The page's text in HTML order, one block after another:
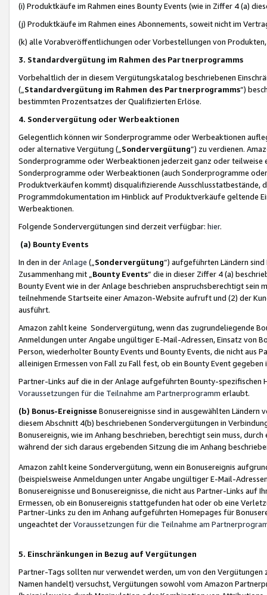
(i) Produktkäufe im Rahmen eines Bounty Events (wie in Ziffer 4 (a)
(j) Produktkäufe im Rahmen eines Abonnements, soweit nicht im
(k) alle Vorabveröffentlichungen oder Vorbestellungen von
3. Standardvergütung im Rahmen des Partnerprogramms
Vorbehaltlich der in diesem Vergütungskatalog beschriebenen
(„ Standardvergütung im Rahmen des Partnerprogramms“)
bestimmten Prozentsatzes der Qualifizierten Erlöse.
4. Sondervergütung oder Werbeaktionen
Gelegentlich können wir Sonderprogramme oder Werbeaktionen
oder alternative Vergütung („ Sondervergütung”) zu verdienen.
Sonderprogramme oder Werbeaktionen jederzeit ganz oder
Sonderprogramme oder Werbeaktionen (auch Sonderprogramme
Produktverkäufen kommt) disqualifizierende Ausschlusstatbestände,
Programmdokumentation im Hinblick auf Produktverkäufe geltende
Werbeaktionen.
Folgende Sondervergütungen sind derzeit verfügbar: hier.
(a) Bounty Events
In den in derAnlage („ Sondervergütung“) aufgeführten Ländern
Zusammenhang mit „ Bounty Events“ die in dieser Ziffer 4 (a)
Bounty Event wie in der Anlage beschrieben anspruchsberechtigt sein
teilnehmende Startseite einer Amazon-Website aufruft und (2) der
ausführt.
Amazon zahlt keine Sondervergütung, wenn das zugrundeliegende
Anmeldungen unter Angabe ungültiger E-Mail-Adressen, Einsatz von
Person, wiederholter Bounty Events und Bounty Events, die nicht
alleinigen Ermessen von Fall zu Fall fest, ob ein Bounty Event
Partner-Links auf die in der Anlage aufgeführten Bounty-spezifischen
Voraussetzungen für die Teilnahme am Partnerprogramm erlaubt.
(b) Bonus-Ereignisse Bonusereignisse sind in ausgewählten Ländern
diesem Abschnitt 4(b) beschriebenen Sondervergütungen in
Bonusereignis, wie im Anhang beschrieben, berechtigt sein muss,
während der sich daraus ergebenden Sitzung die im Anhang
Amazon zahlt keine Sondervergütung, wenn ein Bonusereignis
(beispielsweise Anmeldungen unter Angabe ungültiger E-Mail-
Bonusereignisse und Bonusereignisse, die nicht aus Partner-Links auf
Ermessen, ob ein Bonusereignis stattgefunden hat oder ob eine
Partner-Links zu den im Anhang aufgeführten Homepages für
ungeachtet derVoraussetzungen für die Teilnahme am
5. Einschränkungen in Bezug auf Vergütungen
Partner-Tags sollten nur verwendet werden, um von den
Namen handelt) versuchst, Vergütungen sowohl vom Amazon